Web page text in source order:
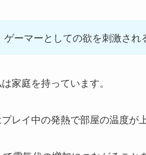
ゲーマーとしての欲を刺激され
家庭を持っています。
レイ中の発熱で部屋の温度が